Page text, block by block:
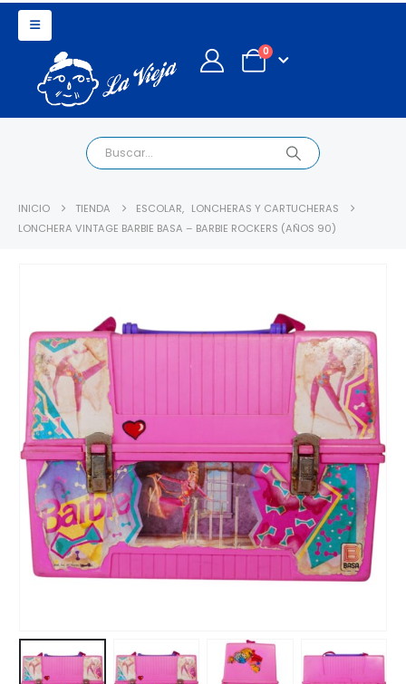
0
INICIO TIENDA ESCOLAR, LONCHERAS Y CARTUCHERAS
LONCHERA VINTAGE BARBIE BASA – BARBIE ROCKERS (AÑOS 90)